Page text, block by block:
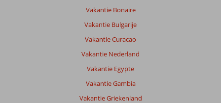
Vakantie Bonaire
Vakantie Bulgarije
Vakantie Curacao
Vakantie Nederland
Vakantie Egypte
Vakantie Gambia
Vakantie Griekenland